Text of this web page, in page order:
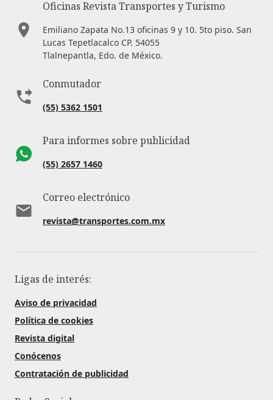
Oficinas Revista Transportes y Turismo
Emiliano Zapata No.13 oficinas 9 y 10. 5to piso. San
Lucas Tepetlacalco CP. 54055
Tlalnepantla, Edo. de México.
Conmutador
(55) 5362 1501
Para informes sobre publicidad
(55) 2657 1460
Correo electrónico
revista@transportes.com.mx
Ligas de interés:
Aviso de privacidad
Política de cookies
Revista digital
Conócenos
Contratación de publicidad